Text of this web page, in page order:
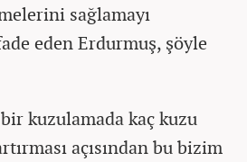
sağlamayı
eden Erdurmuş, şöyle
kuzulamada kaç kuzu
açısından bu bizim